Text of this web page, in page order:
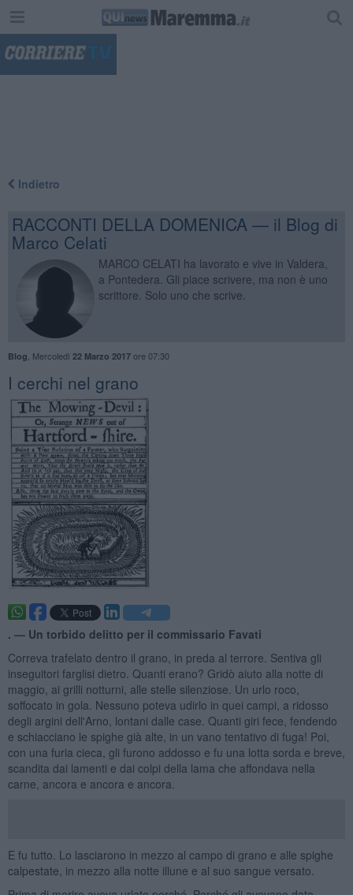
Indietro
RACCONTI DELLA DOMENICA — il Blog di
Marco Celati
MARCO CELATI ha lavorato e vive in Valdera,
a Pontedera. Gli piace scrivere, ma non è uno
scrittore. Solo uno che scrive.
Blog Mercoledì 22 Marzo 2017ore 07:30
I cerchi nel grano
. — Un torbido delitto per il commissario Favati
Correva trafelato dentro il grano, in preda al terrore. Sentiva gli
inseguitori farglisi dietro. Quanti erano? Gridò aiuto alla notte di
maggio, ai grilli notturni, alle stelle silenziose. Un urlo roco,
soffocato in gola. Nessuno poteva udirlo in quei campi, a ridosso
degli argini dell'Arno, lontani dalle case. Quanti giri fece, fendendo
e schiacciano le spighe già alte, in un vano tentativo di fuga! Poi,
con una furia cieca, gli furono addosso e fu una lotta sorda e breve,
scandita dai lamenti e dai colpi della lama che affondava nella
carne, ancora e ancora e ancora.
E fu tutto. Lo lasciarono in mezzo al campo di grano e alle spighe
calpestate, in mezzo alla notte illune e al suo sangue versato.